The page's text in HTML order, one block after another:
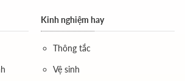
Kinh nghiệm hay
Thông tắc
Vệ sinh